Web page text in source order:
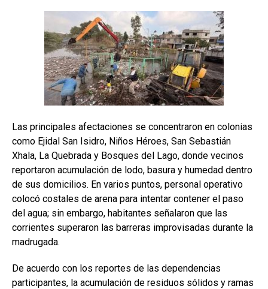
Las principales afectaciones se concentraron en colonias
como Ejidal San Isidro, Niños Héroes, San Sebastián
Xhala, La Quebrada y Bosques del Lago, donde vecinos
reportaron acumulación de lodo, basura y humedad dentro
de sus domicilios. En varios puntos, personal operativo
colocó costales de arena para intentar contener el paso
del agua; sin embargo, habitantes señalaron que las
corrientes superaron las barreras improvisadas durante la
madrugada.
De acuerdo con los reportes de las dependencias
participantes, la acumulación de residuos sólidos y ramas